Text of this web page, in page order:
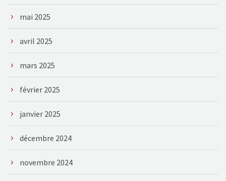
mai 2025
avril 2025
mars 2025
février 2025
janvier 2025
décembre 2024
novembre 2024